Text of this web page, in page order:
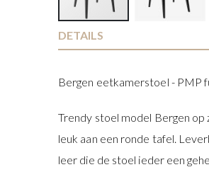
Ga
naar
begin
de
afbeeldingen-
gallerij
DETAILS
Bergen eetkamerstoel - PMP
Trendy stoel model Bergen
leuk aan een ronde tafel.
leer die de stoel ieder een